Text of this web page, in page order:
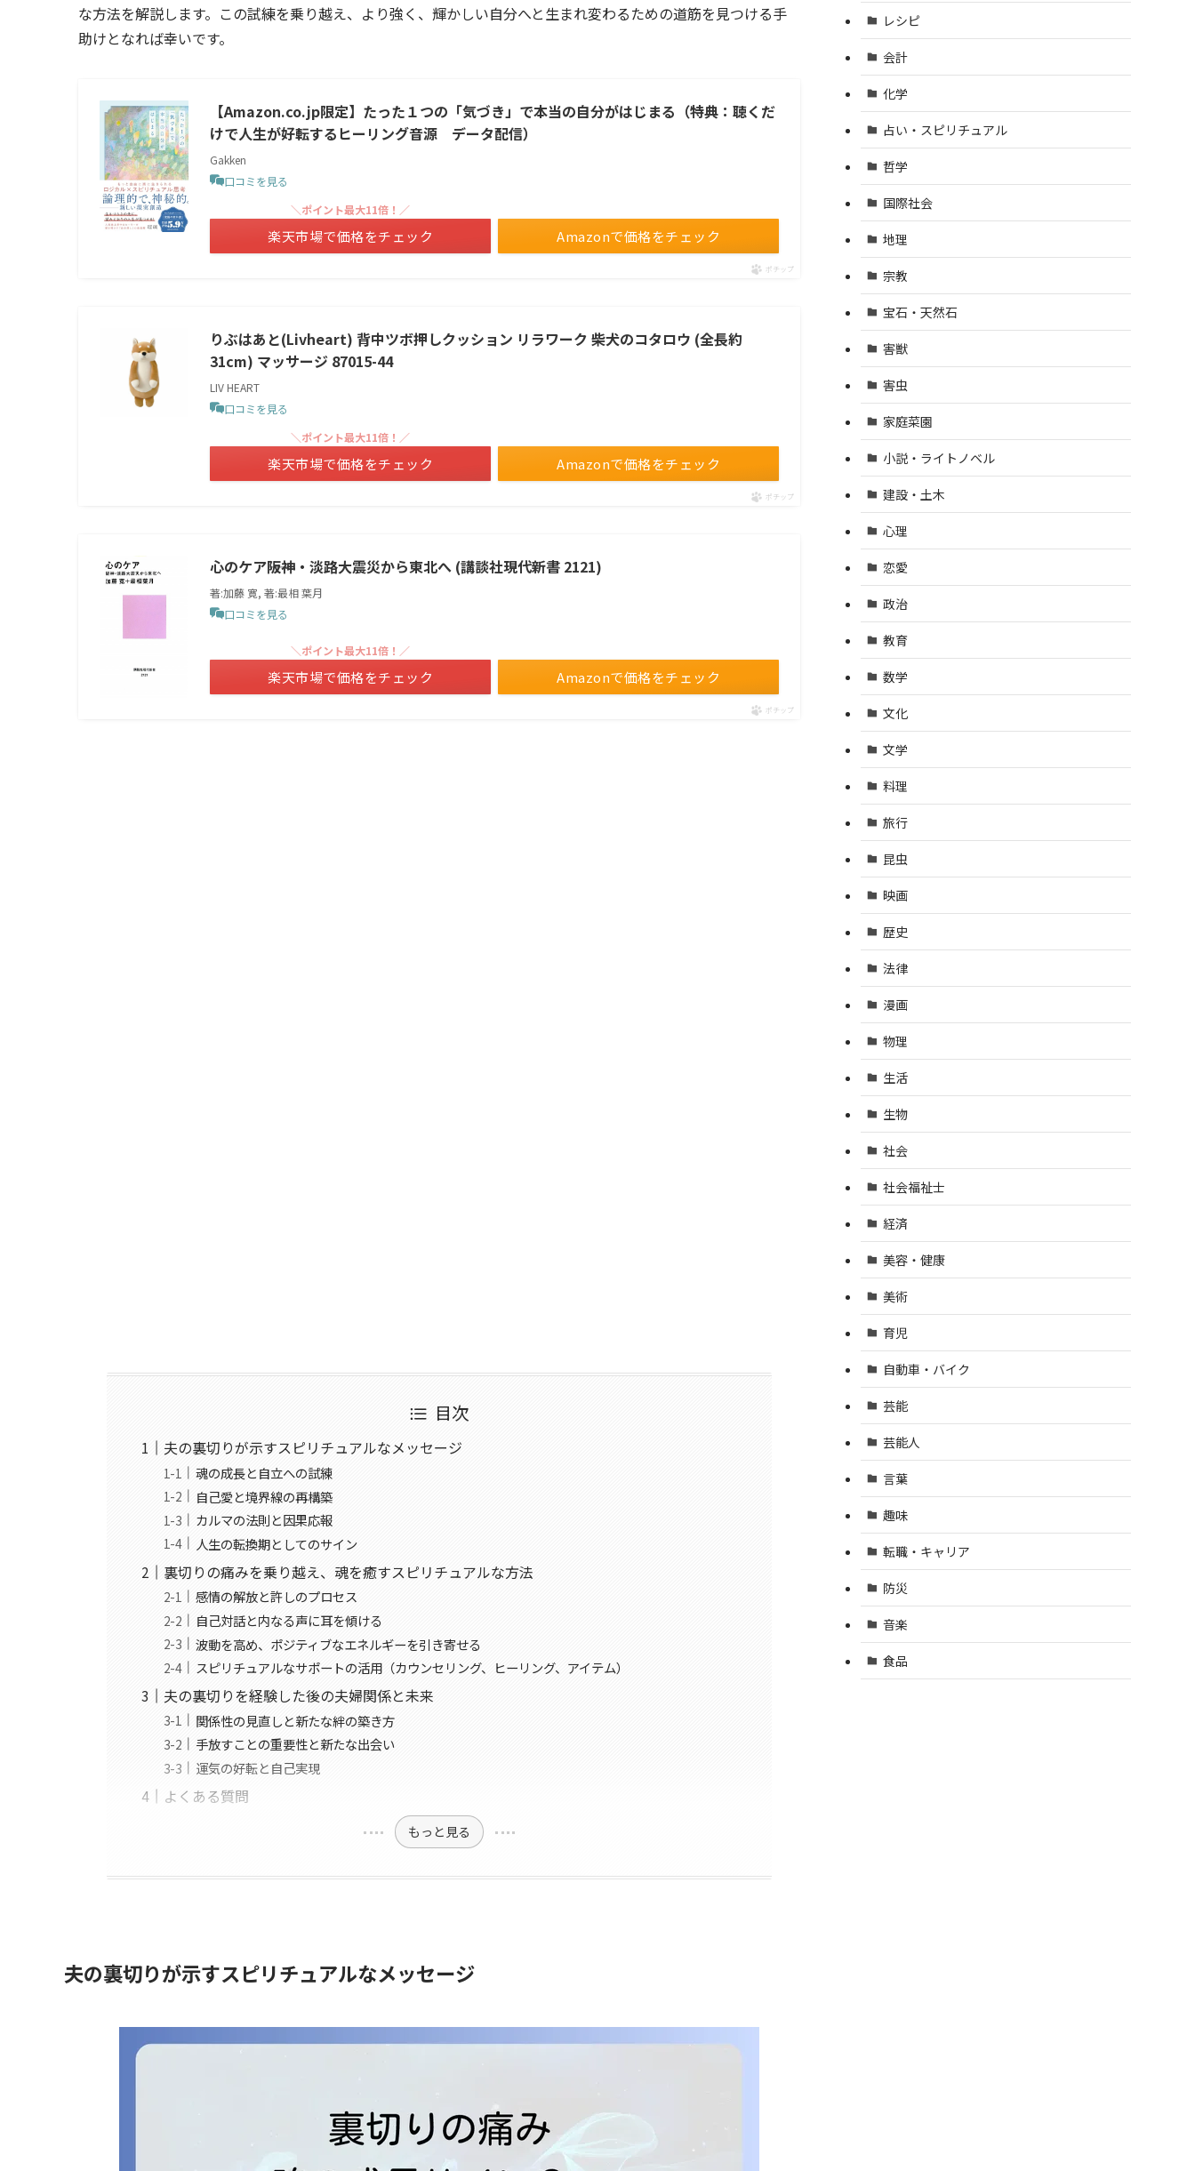
な方法を解説します。この試練を乗り越え、より強く、輝かしい自分へと生まれ変わるための道筋を見つける手
助けとなれば幸いです。
【Amazon.co.jp限定】たった１つの「気づき」で本当の自分がはじまる（特典：聴くだ
けで人生が好転するヒーリング音源 データ配信）
Gakken
口コミを見る
Amazonで価格をチェック
＼ポイント最大11倍！／
楽天市場で価格をチェック
ポチップ
りぶはあと(Livheart) 背中ツボ押しクッション リラワーク 柴犬のコタロウ (全長約
31cm) マッサージ 87015-44
LIV HEART
口コミを見る
Amazonで価格をチェック
＼ポイント最大11倍！／
楽天市場で価格をチェック
ポチップ
心のケア――阪神・淡路大震災から東北へ (講談社現代新書 2121)
著:加藤 寛, 著:最相 葉月
口コミを見る
Amazonで価格をチェック
＼ポイント最大11倍！／
楽天市場で価格をチェック
ポチップ
目次
夫の裏切りが示すスピリチュアルなメッセージ
魂の成長と自立への試練
自己愛と境界線の再構築
カルマの法則と因果応報
人生の転換期としてのサイン
裏切りの痛みを乗り越え、魂を癒すスピリチュアルな方法
感情の解放と許しのプロセス
自己対話と内なる声に耳を傾ける
波動を高め、ポジティブなエネルギーを引き寄せる
スピリチュアルなサポートの活用（カウンセリング、ヒーリング、アイテム）
夫の裏切りを経験した後の夫婦関係と未来
関係性の見直しと新たな絆の築き方
手放すことの重要性と新たな出会い
運気の好転と自己実現
よくある質問
もっと見る
夫の裏切りが示すスピリチュアルなメッセージ
レシピ
会計
化学
占い・スピリチュアル
哲学
国際社会
地理
宗教
宝石・天然石
害獣
害虫
家庭菜園
小説・ライトノベル
建設・土木
心理
恋愛
政治
教育
数学
文化
文学
料理
旅行
昆虫
映画
歴史
法律
漫画
物理
生活
生物
社会
社会福祉士
経済
美容・健康
美術
育児
自動車・バイク
芸能
芸能人
言葉
趣味
転職・キャリア
防災
音楽
食品